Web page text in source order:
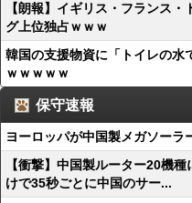
【朗報】イギリス・フランス
グ上位独占ｗｗｗ
韓国の支援物資に「トイレの
ｗｗｗｗｗ
保守速報
ヨーロッパが中国製メガソーラ
【衝撃】中国製ルーター20機
けで35秒ごとに中国のサー...